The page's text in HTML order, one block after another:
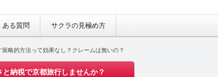
る質問 サクラの見極め方
略的方法って効果なし？クレームは無いの？
と納税で京都旅行しませんか？